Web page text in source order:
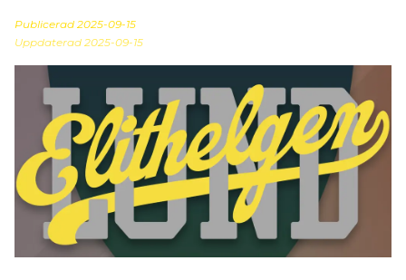
Publicerad 2025-09-15
Uppdaterad 2025-09-15